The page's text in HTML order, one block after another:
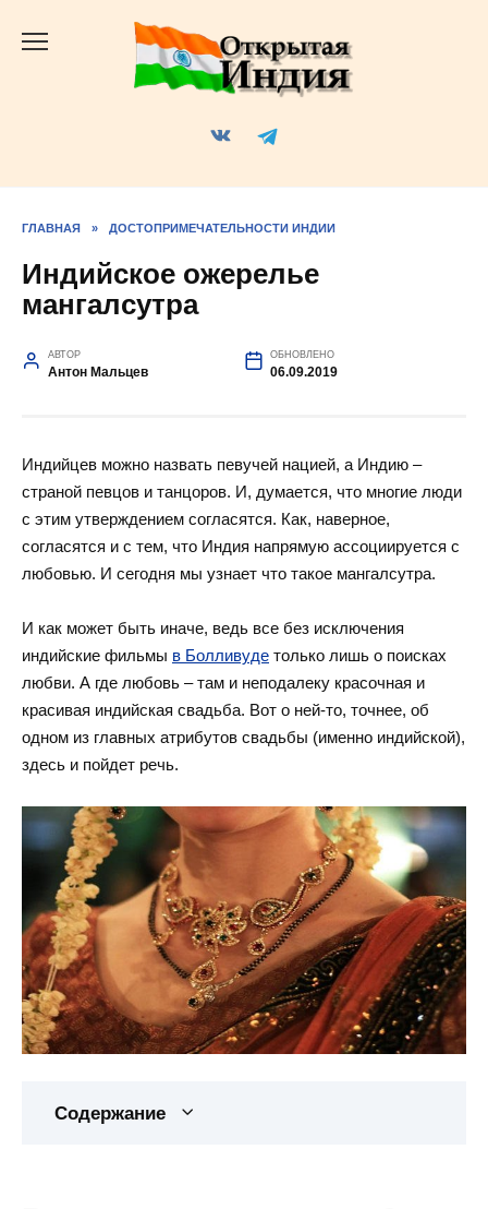
ГЛАВНАЯ » ДОСТОПРИМЕЧАТЕЛЬНОСТИ ИНДИИ
Индийское ожерелье
мангалсутра
АВТОР
Антон Мальцев
ОБНОВЛЕНО
06.09.2019
Индийцев можно назвать певучей нацией, а Индию –
страной певцов и танцоров. И, думается, что многие люди
с этим утверждением согласятся. Как, наверное,
согласятся и с тем, что Индия напрямую ассоциируется с
любовью. И сегодня мы узнает что такое мангалсутра.
И как может быть иначе, ведь все без исключения
индийские фильмы в Болливуде только лишь о поисках
любви. А где любовь – там и неподалеку красочная и
красивая индийская свадьба. Вот о ней-то, точнее, об
одном из главных атрибутов свадьбы (именно индийской),
здесь и пойдет речь.
Содержание